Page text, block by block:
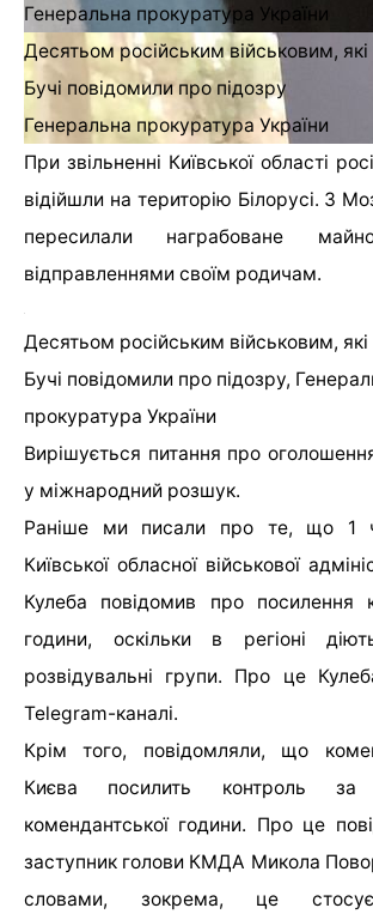
Генеральна прокуратура України
Десятьом російським військовим,
Бучі повідомили про підозру
Генеральна прокуратура України
При звільненні Київської області
відійшли на територію Білорусі. З
пересилали награбоване
відправленнями своїм родичам.
Десятьом російським військовим,
Бучі повідомили про підозру,
прокуратура України
Вирішується питання про
у міжнародний розшук.
Раніше ми писали про те, що 1
Київської обласної військової
Кулеба повідомив про посилення
години, оскільки в регіоні
розвідувальні групи. Про це
Telegram-каналі.
Крім того, повідомляли, що
Києва посилить контроль за
комендантської години. Про це
заступник голови КМДА Микола
словами, зокрема, це